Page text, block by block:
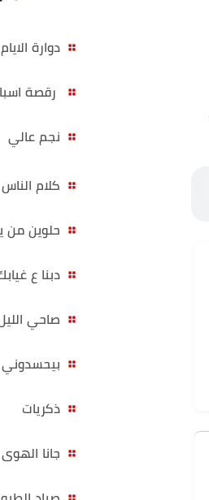
دوارة الايام
رقصة
نجم عالي
كلام الناس
حلوين من
دبنا ع
صاحي
بيحسدوني
ذكريات
جانا الهوى